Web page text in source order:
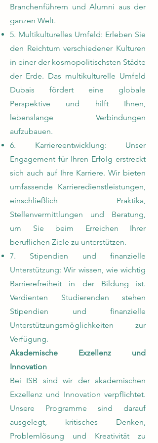
Branchenführern und Alumni aus der
ganzen Welt.
5. Multikulturelles Umfeld: Erleben Sie
den Reichtum verschiedener Kulturen
in einer der kosmopolitischsten Städte
der Erde. Das multikulturelle Umfeld
Dubais fördert eine globale
Perspektive und hilft Ihnen,
lebenslange Verbindungen
aufzubauen.
6. Karriereentwicklung: Unser
Engagement für Ihren Erfolg erstreckt
sich auch auf Ihre Karriere. Wir bieten
umfassende Karrieredienstleistungen,
einschließlich Praktika,
Stellenvermittlungen und Beratung,
um Sie beim Erreichen Ihrer
beruflichen Ziele zu unterstützen.
7. Stipendien und finanzielle
Unterstützung: Wir wissen, wie wichtig
Barrierefreiheit in der Bildung ist.
Verdienten Studierenden stehen
Stipendien und finanzielle
Unterstützungsmöglichkeiten zur
Verfügung.
Akademische Exzellenz und
Innovation
Bei ISB sind wir der akademischen
Exzellenz und Innovation verpflichtet.
Unsere Programme sind darauf
ausgelegt, kritisches Denken,
Problemlösung und Kreativität zu